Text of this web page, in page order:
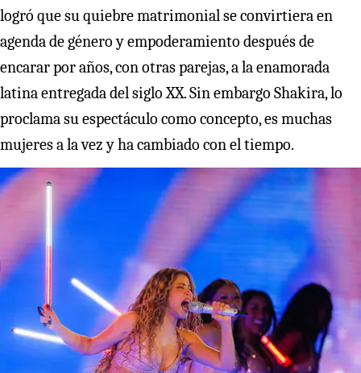
logró que su quiebre matrimonial se convirtiera en
agenda de género y empoderamiento después de
encarar por años, con otras parejas, a la enamorada
latina entregada del siglo XX. Sin embargo Shakira, lo
proclama su espectáculo como concepto, es muchas
mujeres a la vez y ha cambiado con el tiempo.